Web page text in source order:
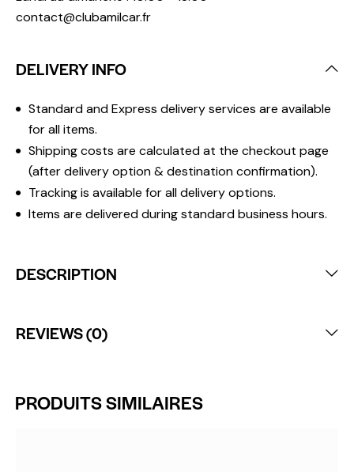
contact@clubamilcar.fr
DELIVERY INFO
Standard and Express delivery services are available
for all items.
Shipping costs are calculated at the checkout page
(after delivery option & destination confirmation).
Tracking is available for all delivery options.
Items are delivered during standard business hours.
DESCRIPTION
REVIEWS (0)
PRODUITS SIMILAIRES